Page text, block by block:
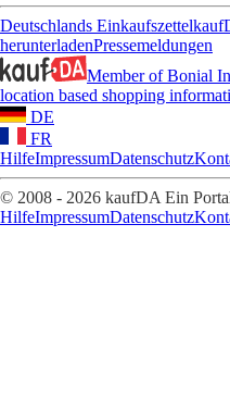
Deutschlands Einkaufszettel
herunterladenPressemeldungen
Member of Bonial
location based shopping
DE
FR
HilfeImpressumDatenschutz
© 2008 - 2026 kaufDA Ein
HilfeImpressumDatenschutz